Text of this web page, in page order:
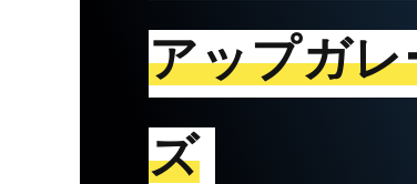
アップガ
ズ